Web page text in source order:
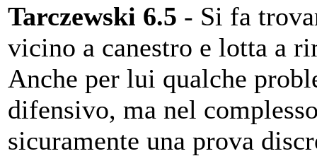
Tarczewski 6.5 - Si fa
vicino a canestro e lotta a
Anche per lui qualche
difensivo, ma nel
sicuramente una prova